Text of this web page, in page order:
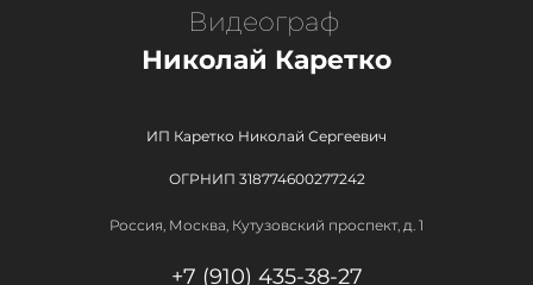
Видеограф
Николай Каретко
ИП Каретко Николай Сергеевич
ОГРНИП 318774600277242
Россия, Москва, Кутузовский проспект, д. 1
+7 (910) 435-38-27